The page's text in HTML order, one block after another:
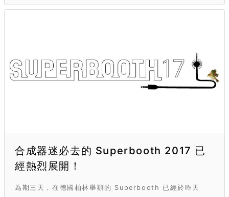
合成器迷必去的 Superbooth 2017 已
經熱烈展開！
為期三天，在德國柏林舉辦的 Superbooth 已經於昨天